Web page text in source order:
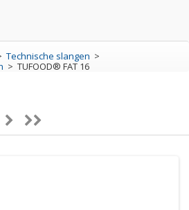
Technische slangen
TUFOOD® FAT 16